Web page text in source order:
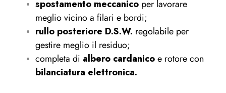
spostamento meccanico per lavorare
meglio vicino a filari e bordi;
rullo posteriore D.S.W. regolabile per
gestire meglio il residuo;
completa di albero cardanicoe rotore con
bilanciatura elettronica.